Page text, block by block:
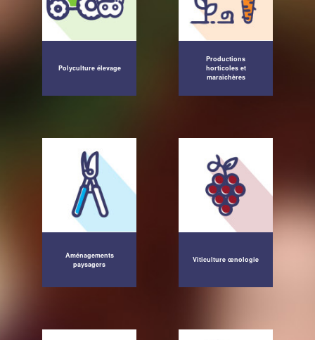
Polyculture élevage
Productions
horticoles et
maraîchères
Aménagements
paysagers
Viticulture œnologie